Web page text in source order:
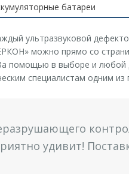
батареи
ультразвуковой
можно прямо со
помощью в выборе и любой
специалистам одним
удивит!